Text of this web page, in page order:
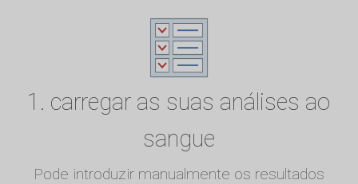
1. carregar as suas análises ao
sangue
Pode introduzir manualmente os resultados